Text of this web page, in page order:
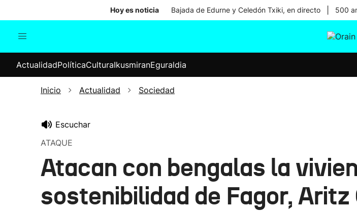
Hoy es noticia Bajada de Edurne y Celedón Txiki, en directo 500
Internacional
Elecciones
ActualidadPolíticaCulturaIkusmiranEguraldia
Inicio Actualidad Sociedad
Escuchar
ATAQUE
Atacan con bengalas la
sostenibilidad de Fagor, Aritz